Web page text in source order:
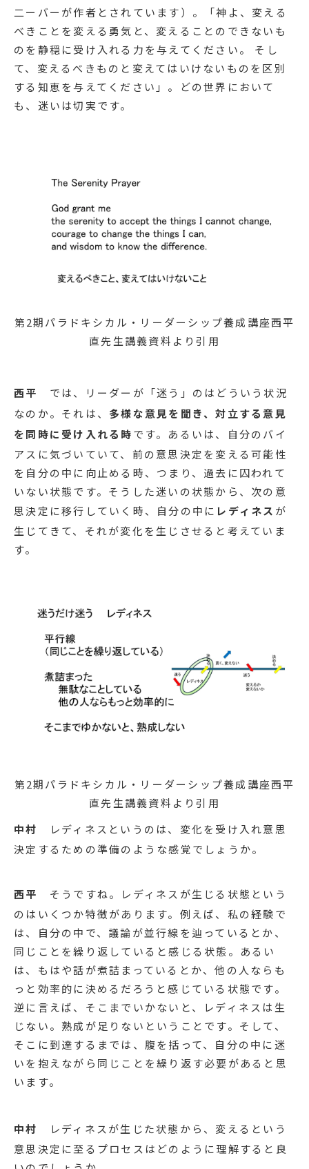
二ーバーが作者とされています）。「神よ、変える
べきことを変える勇気と、変えることのできないも
のを静穏に受け入れる力を与えてください。 そし
て、変えるべきものと変えてはいけないものを区別
する知恵を与えてください」。どの世界において
も、迷いは切実です。
第2期パラドキシカル・リーダーシップ養成講座西平
直先生講義資料より引用
西平
では、リーダーが「迷う」のはどういう状況
なのか。それは、 多様な意見を聞き、対立する意見
を同時に受け入れる時です。あるいは、自分のバイ
アスに気づいていて、前の意思決定を変える可能性
を自分の中に向止める時、つまり、過去に囚われて
いない状態です。そうした迷いの状態から、次の意
思決定に移行していく時、自分の中に レディネス が
生じてきて、それが変化を生じさせると考えていま
す。
第2期パラドキシカル・リーダーシップ養成講座西平
直先生講義資料より引用
中村
レディネスというのは、変化を受け入れ意思
決定するための準備のような感覚でしょうか。
西平
そうですね。レディネスが生じる状態という
のはいくつか特徴があります。例えば、私の経験で
は、自分の中で、議論が並行線を辿っているとか、
同じことを繰り返していると感じる状態。あるい
は、もはや話が煮詰まっているとか、他の人ならも
っと効率的に決めるだろうと感じている状態です。
逆に言えば、そこまでいかないと、レディネスは生
じない。熟成が足りないということです。そして、
そこに到達するまでは、腹を括って、自分の中に迷
いを抱えながら同じことを繰り返す必要があると思
います。
中村
レディネスが生じた状態から、変えるという
意思決定に至るプロセスはどのように理解すると良